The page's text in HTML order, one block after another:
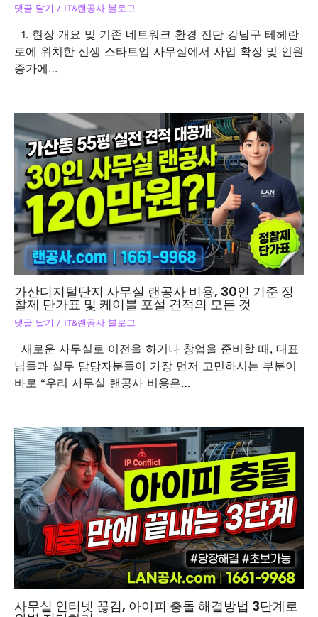
댓글 달기 / IT&랜공사 블로그
1. 현장 개요 및 기존 네트워크 환경 진단 강남구 테헤란
로에 위치한 신생 스타트업 사무실에서 사업 확장 및 인원
증가에…
가산디지털단지 사무실 랜공사 비용, 30인 기준 정
찰제 단가표 및 케이블 포설 견적의 모든 것
댓글 달기 / IT&랜공사 블로그
새로운 사무실로 이전을 하거나 창업을 준비할 때, 대표
님들과 실무 담당자분들이 가장 먼저 고민하시는 부분이
바로 “우리 사무실 랜공사 비용은…
사무실 인터넷 끊김, 아이피 충돌 해결방법 3단계로